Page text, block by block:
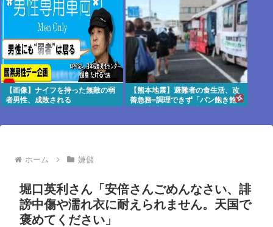
【画像】ナイフを持った無敵の弱
者男性、成敗される
【熊本地震】避難者の食生活、改
善急務=調理できず「パン飽き飽
ホーム 嫌儲
堀口英利さん「安倍さんごめんなさい、誹
謗中傷や濡れ衣に耐えられません。天国で
褒めてください」